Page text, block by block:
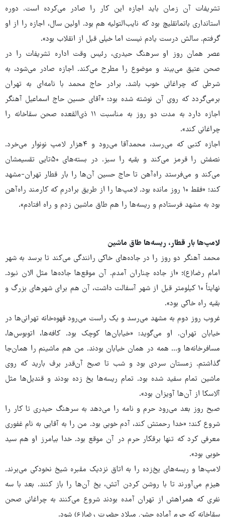
تشریفات آن زمان باید اجازه این کار را صادر می‌کرده است. دوره
استانداری باتمانقلیچ بود که نایب‌التولیه هم بود. اولین سال، اجازه را از او
گرفتم. سالش درست یادم نیست اما خیلی قبل از انقلاب بود».
عصر همان روز او سرهنگ حیدری، رئیس وقت اداره تشریفات را در
صحن عتیق می‌بیند و موضوع را مطرح می‌کند. اجازه صادر می‌شود، به
شرطی که چراغانی خوب باشد. برادر حاج محمد با نامه‌ای به تهران
برمی‌گردد که روی آن نوشته‌ شده بود: «آقای حسین حاج اسماعیل آهنگر
اجازه دارد به مدت دو روز به مناسبت ۱۱ ذی‌القعده صحن سقاخانه را
چراغانی کند».
اجازه کتبی که می‌رسد، محمدآقا می‌رود و ۴هزار لامپ نونوار می‌خرد.
نصفش را قرمز می‌کند و بقیه را سبز. در بسته‌های ۵۰تایی تقسیمشان
می‌کند و می‌فرستد راه‌آهن تا حاج حسین آن‌ها را بار قطار تهران-مشهد
کند؛ «فقط ۱۰ روز مانده بود. لامپ‌ها را از طریق برادرم که کارمند راه‌آهن
بود به مشهد فرستادم و ریسه‌ها را هم طاق ماشین زدم و راه افتادم».
لامپ‌ها بار قطار، ریسه‌ها طاق ماشین
محمد آهنگر دو روز را در جاده‌های خاکی رانندگی می‌کند تا برسد به شهر
امام رضا(ع)؛ «از جاده چناران آمدم. آن موقع‌ها جاده‌ها مثل الان نبود.
نهایتاً ۱۰ کیلومتر قبل از شهر آسفالت داشت، آن هم برای شهرهای بزرگ و
بقیه راه خاکی بود».
غروب روز دوم به مشهد می‌رسد و یک راست می‌رود قهوه‌خانه‌ تهرانی‌ها در
خیابان تهران. او می‌گوید: «خیابان‌ها کوچک بود. کافه‌ها، اتوبوس‌ها،
مسافرخانه‌ها و... همه در همان خیابان بودند. من هم ماشینم را همان‌جا
گذاشتم. زمستان سردی بود و شب تا صبح آن‌قدر برف بارید که روی
ماشین تمام سفید شده بود. تمام ریسه‌ها یخ زده بودند و قندیل‌ها مثل
آلاسکا از آن‌ها آویزان بود».
صبح روز بعد می‌رود حرم و نامه را می‌دهد به سرهنگ حیدری تا کار را
شروع کند؛ «خدا رحمتش کند، آدم خوبی بود. من را به آقایی به نام غفوری
معرفی کرد که تنها برقکار حرم در آن موقع بود. خدا بیامرز او هم سید
خوبی بود».
لامپ‌ها و ریسه‌های یخ‌زده را به اتاق نزدیک مقبره شیخ نخودکی می‌برند.
هیزم می‌آورند تا با روشن کردن آتش، یخ آن‌ها را باز کنند. بعد با سه
نفری که همراهش از تهران آمده بودند شروع می‌کنند به چراغانی صحن